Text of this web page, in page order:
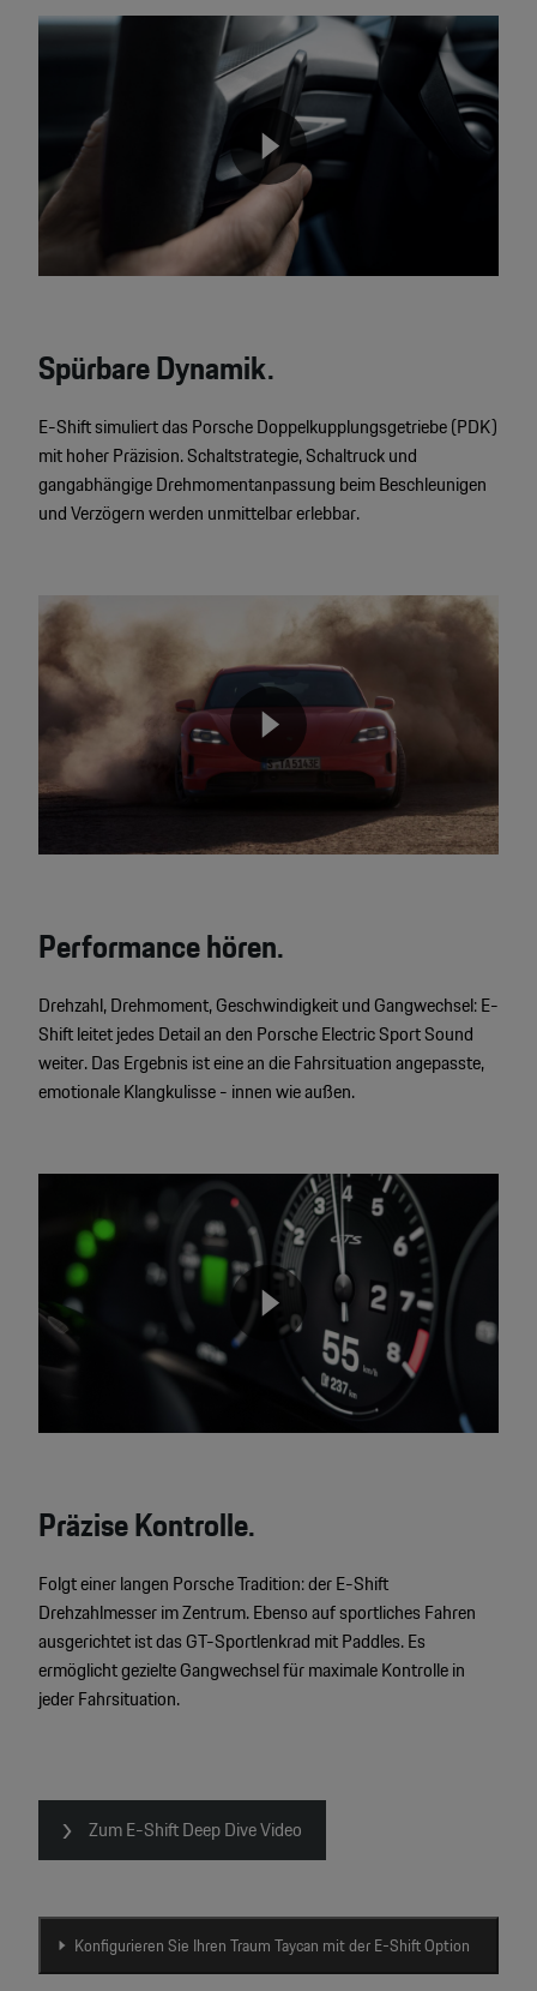
Video
Spürbare Dynamik.
E-Shift simuliert das Porsche Doppelkupplungsgetriebe (PDK)
mit hoher Präzision. Schaltstrategie, Schaltruck und
gangabhängige Drehmomentanpassung beim Beschleunigen
und Verzögern werden unmittelbar erlebbar.
Video
None
Performance hören.
Drehzahl, Drehmoment, Geschwindigkeit und Gangwechsel: E-
Shift leitet jedes Detail an den Porsche Electric Sport Sound
weiter. Das Ergebnis ist eine an die Fahrsituation angepasste,
emotionale Klangkulisse - innen wie außen.
Präzise Kontrolle.
Folgt einer langen Porsche Tradition: der E-Shift
Drehzahlmesser im Zentrum. Ebenso auf sportliches Fahren
ausgerichtet ist das GT-Sportlenkrad mit Paddles. Es
ermöglicht gezielte Gangwechsel für maximale Kontrolle in
jeder Fahrsituation.
Zum E-Shift Deep Dive Video
Konfigurieren Sie Ihren Traum Taycan mit der E-Shift Option